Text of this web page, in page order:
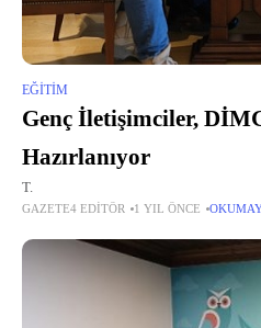
EĞITIM
Genç İletişimciler,
Hazırlanıyor
T.
GAZETE4 EDITÖR 1 YIL ÖNCE